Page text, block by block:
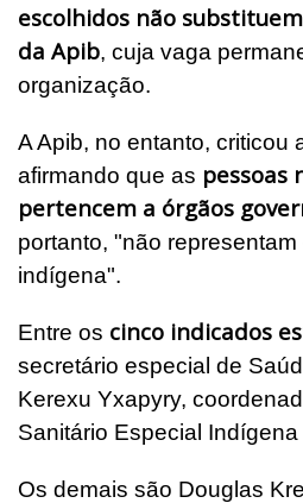
escolhidos não
da Apib, cuja vaga
organização.
A Apib, no entanto, criticou
afirmando que as pessoas
pertencem a órgãos
portanto, "não
indígena".
Entre os cinco indicados
secretário especial de
Kerexu Yxapyry,
Sanitário Especial
Os demais são Douglas